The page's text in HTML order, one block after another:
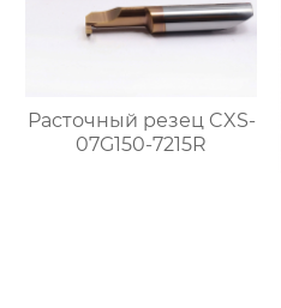
Расточный резец CXS-
07G150-7215R